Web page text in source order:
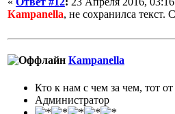
Кampanella, не сохранилса текст.
Кampanella
Кто к нам с чем за чем, тот от
Администратор